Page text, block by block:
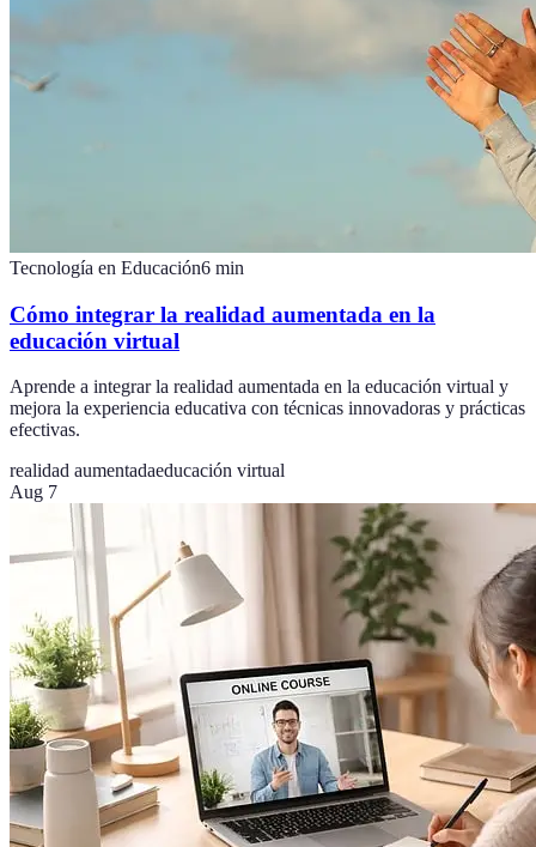
Tecnología en Educación6 min
Cómo integrar la realidad aumentada en la
educación virtual
Aprende a integrar la realidad aumentada en la educación virtual y
mejora la experiencia educativa con técnicas innovadoras y prácticas
efectivas.
realidad aumentadaeducación virtual
Aug 7